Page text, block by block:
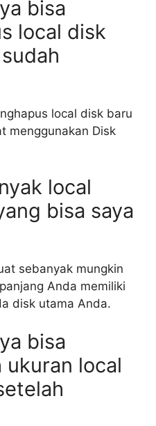
bisa
local disk
local disk baru
menggunakan Disk
local
bisa saya
sebanyak mungkin
Anda memiliki
disk utama Anda.
bisa
ukuran local